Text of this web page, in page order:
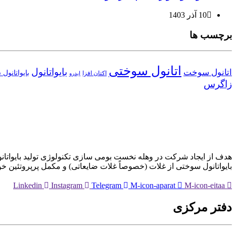
10 آذر 1403
برچسب ها
اتانول سوخت اتانول سوختی اکتان افزا ایدرو بایواتانول
زاگرس
هدف از ایجاد شرکت در وهله نخست بومی سازی تکنولوژی تولید
بایواتانول سوختی از غلات (خصوصاً غلات ضایعاتی) و مکمل
Linkedin Instagram Telegram M-icon-aparat M-icon-eitaa
دفتر مرکزی